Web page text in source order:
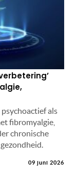
als
fibromyalgie,
chronische
09 juni 2026